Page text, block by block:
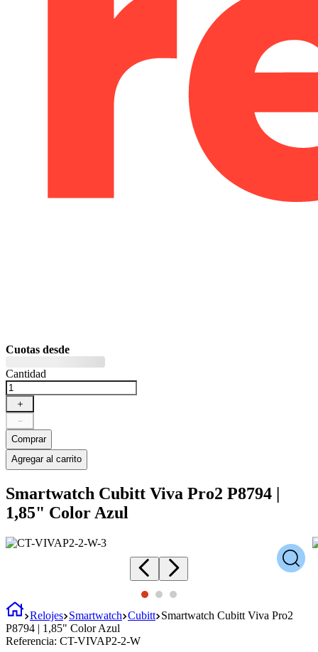
Cuotas desde
Cantidad
＋
－
Comprar
Agregar al carrito
Smartwatch Cubitt Viva Pro2 P8794 |
1,85" Color Azul
Relojes Smartwatch Cubitt Smartwatch Cubitt Viva Pro2
P8794 | 1,85" Color Azul
Referencia: CT-VIVAP2-2-W